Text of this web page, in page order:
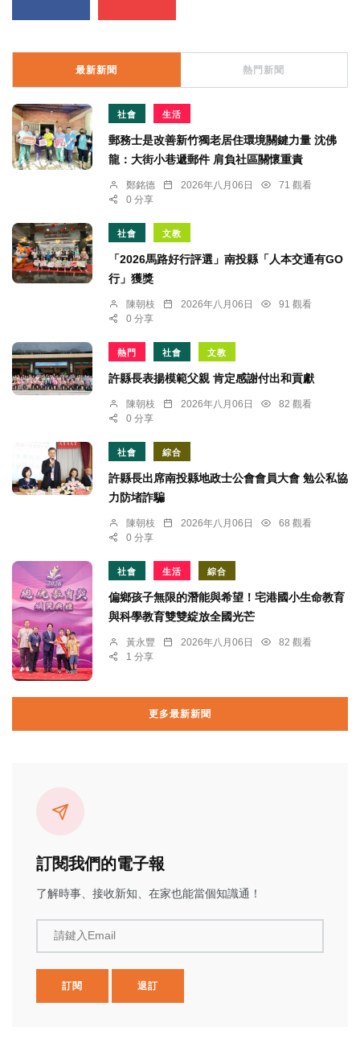
最新新聞 熱門新聞
社會 生活
郵務士是改善新竹獨老居住環境關鍵力量 沈佛
龍：大街小巷遞郵件 肩負社區關懷重責
鄭銘德 2026年八月06日
71 觀看
0 分享
社會 文教
「2026馬路好行評選」南投縣「人本交通有GO
行」獲獎
陳朝枝 2026年八月06日
91 觀看
0 分享
熱門 社會 文教
許縣長表揚模範父親 肯定感謝付出和貢獻
陳朝枝 2026年八月06日
82 觀看
0 分享
社會 綜合
許縣長出席南投縣地政士公會會員大會 勉公私協
力防堵詐騙
陳朝枝 2026年八月06日
68 觀看
0 分享
社會 生活 綜合
偏鄉孩子無限的潛能與希望！宅港國小生命教育
與科學教育雙雙綻放全國光芒
黃永豐 2026年八月06日
82 觀看
1 分享
更多最新新聞
訂閱我們的電子報
了解時事、接收新知、在家也能當個知識通！
請鍵入Email
訂閱 退訂